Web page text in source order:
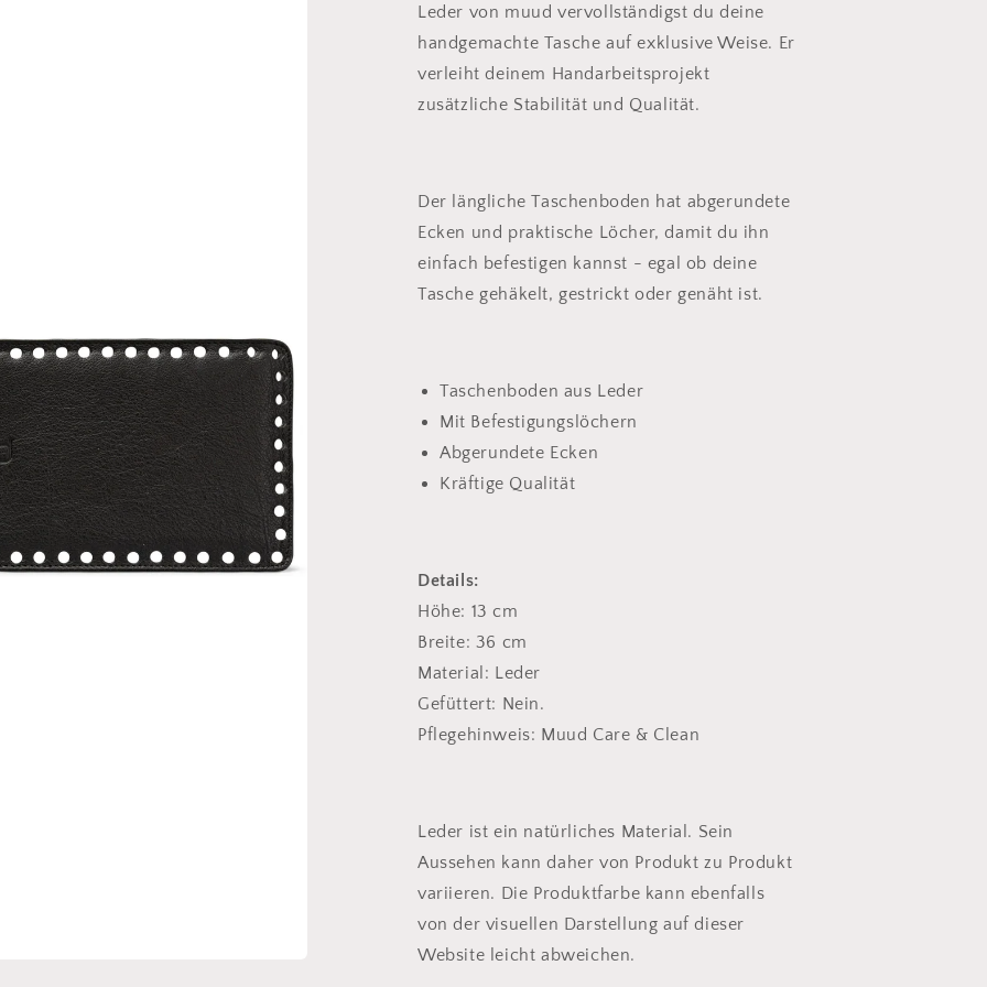
Taschenboden
Leder
Taschenboden
Leder
Leder von muud vervollständigst du deine
handgemachte Tasche auf exklusive Weise. Er
verleiht deinem Handarbeitsprojekt
zusätzliche Stabilität und Qualität.
Der längliche Taschenboden hat abgerundete
Ecken und praktische Löcher, damit du ihn
einfach befestigen kannst - egal ob deine
Tasche gehäkelt, gestrickt oder genäht ist.
Taschenboden aus Leder
Mit Befestigungslöchern
Abgerundete Ecken
Kräftige Qualität
Details:
Höhe: 13 cm
Breite: 36 cm
Material: Leder
Gefüttert: Nein.
Pflegehinweis: Muud Care & Clean
Leder ist ein natürliches Material. Sein
Aussehen kann daher von Produkt zu Produkt
variieren. Die Produktfarbe kann ebenfalls
von der visuellen Darstellung auf dieser
Website leicht abweichen.